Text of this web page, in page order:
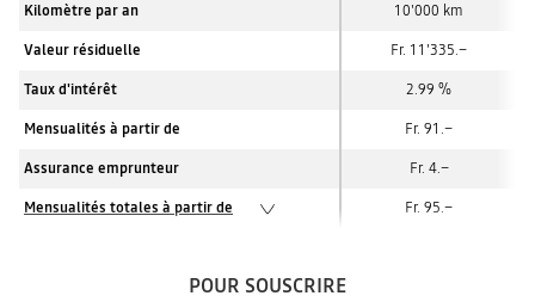
Kilomètre par an 10'000 km
Valeur résiduelle Fr. 11'335.–
Taux d'intérêt 2.99 %
Mensualités à partir de Fr. 91.–
Assurance emprunteur Fr. 4.–
Mensualités totales à partir de Fr. 95.–
POUR SOUSCRIRE